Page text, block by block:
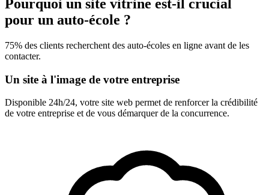
Pourquoi un site vitrine est-il crucial
pour un auto-école ?
75% des clients recherchent des auto-écoles en ligne avant de les
contacter.
Un site à l'image de votre entreprise
Disponible 24h/24, votre site web permet de renforcer la crédibilité
de votre entreprise et de vous démarquer de la concurrence.